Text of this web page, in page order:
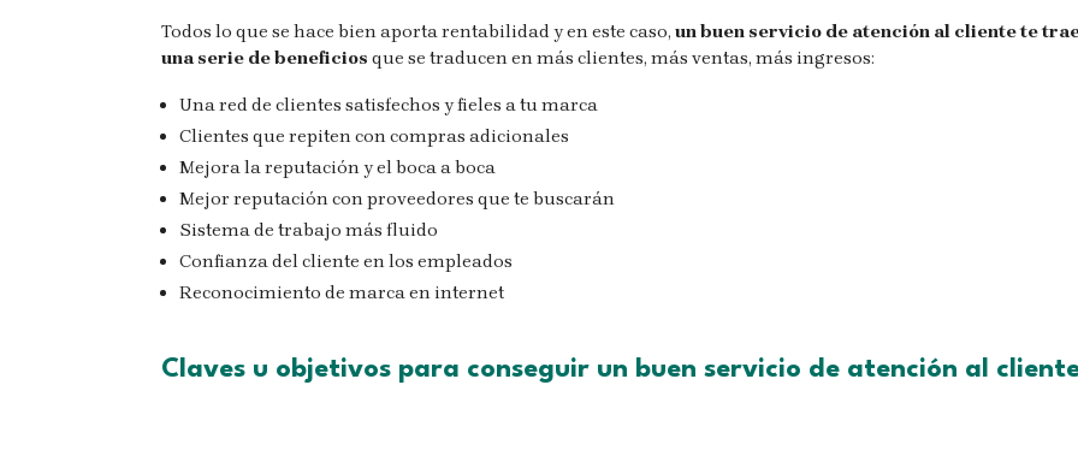
Todos lo que se hace bien aporta rentabilidad y en este caso,un buen servicio de atención al cliente te
una serie de beneficios que se traducen en más clientes, más ventas, más ingresos:
Una red de clientes satisfechos y fieles a tu marca
Clientes que repiten con compras adicionales
Mejora la reputación y el boca a boca
Mejor reputación con proveedores que te buscarán
Sistema de trabajo más fluido
Confianza del cliente en los empleados
Reconocimiento de marca en internet
Claves u objetivos para conseguir un buen servicio de atención al